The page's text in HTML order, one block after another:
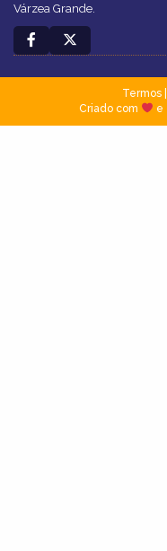
Várzea Grande.
Termos|
Criado com
e